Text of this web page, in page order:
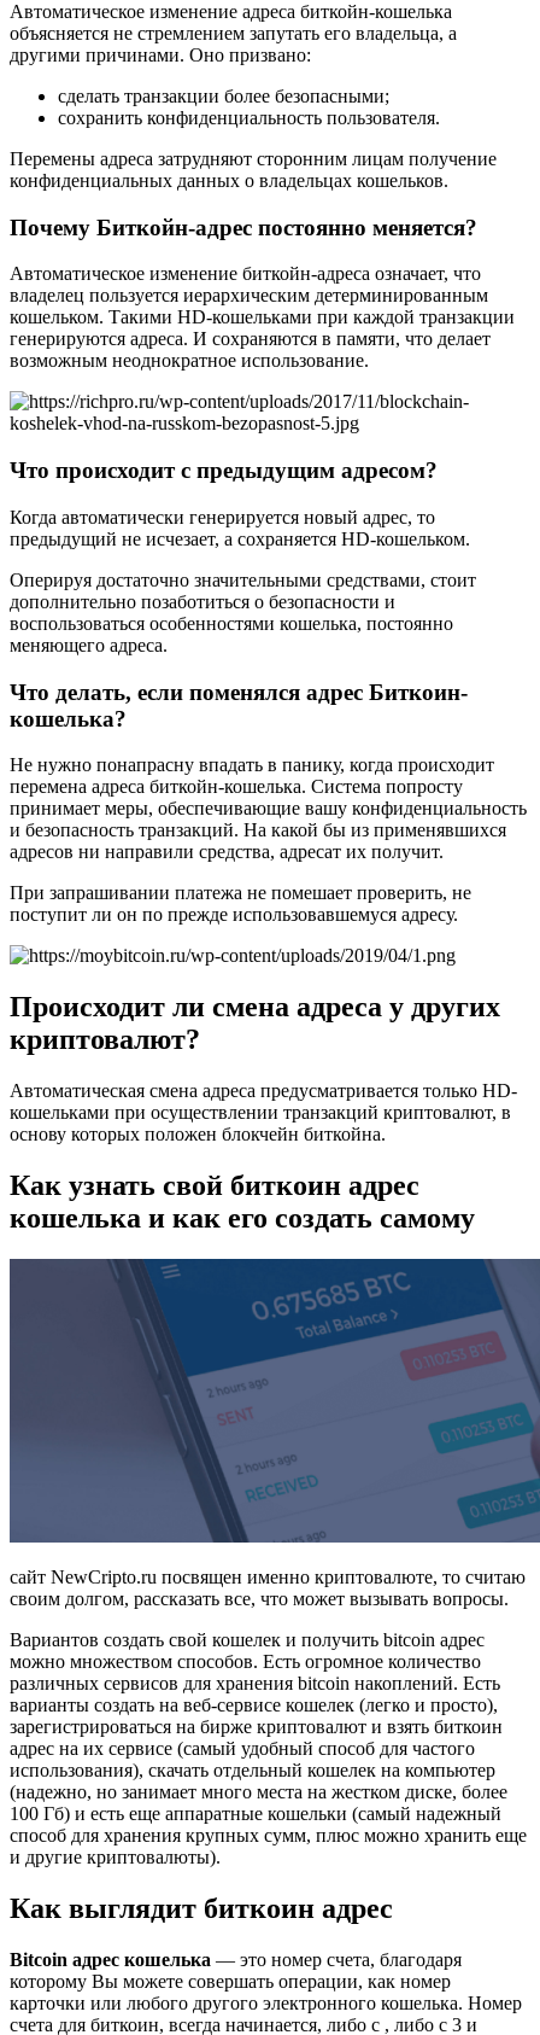
Автоматическое изменение адреса биткойн-кошелька
объясняется не стремлением запутать его владельца, а
другими причинами. Оно призвано:
сделать транзакции более безопасными;
сохранить конфиденциальность пользователя.
Перемены адреса затрудняют сторонним лицам получение
конфиденциальных данных о владельцах кошельков.
Почему Биткойн-адрес постоянно меняется?
Автоматическое изменение биткойн-адреса означает, что
владелец пользуется иерархическим детерминированным
кошельком. Такими HD-кошельками при каждой транзакции
генерируются адреса. И сохраняются в памяти, что делает
возможным неоднократное использование.
Что происходит с предыдущим адресом?
Когда автоматически генерируется новый адрес, то
предыдущий не исчезает, а сохраняется HD-кошельком.
Оперируя достаточно значительными средствами, стоит
дополнительно позаботиться о безопасности и
воспользоваться особенностями кошелька, постоянно
меняющего адреса.
Что делать, если поменялся адрес Биткоин-
кошелька?
Не нужно понапрасну впадать в панику, когда происходит
перемена адреса биткойн-кошелька. Система попросту
принимает меры, обеспечивающие вашу конфиденциальность
и безопасность транзакций. На какой бы из применявшихся
адресов ни направили средства, адресат их получит.
При запрашивании платежа не помешает проверить, не
поступит ли он по прежде использовавшемуся адресу.
Происходит ли смена адреса у других
криптовалют?
Автоматическая смена адреса предусматривается только HD-
кошельками при осуществлении транзакций криптовалют, в
основу которых положен блокчейн биткойна.
Как узнать свой биткоин адрес
кошелька и как его создать самому
сайт NewCripto.ru посвящен именно криптовалюте, то считаю
своим долгом, рассказать все, что может вызывать вопросы.
Вариантов создать свой кошелек и получить bitcoin адрес
можно множеством способов. Есть огромное количество
различных сервисов для хранения bitcoin накоплений. Есть
варианты создать на веб-сервисе кошелек (легко и просто),
зарегистрироваться на бирже криптовалют и взять биткоин
адрес на их сервисе (самый удобный способ для частого
использования), скачать отдельный кошелек на компьютер
(надежно, но занимает много места на жестком диске, более
100 Гб) и есть еще аппаратные кошельки (самый надежный
способ для хранения крупных сумм, плюс можно хранить еще
и другие криптовалюты).
Как выглядит биткоин адрес
Bitcoin адрес кошелька — это номер счета, благодаря
которому Вы можете совершать операции, как номер
карточки или любого другого электронного кошелька. Номер
счета для биткоин, всегда начинается, либо с , либо с 3 и